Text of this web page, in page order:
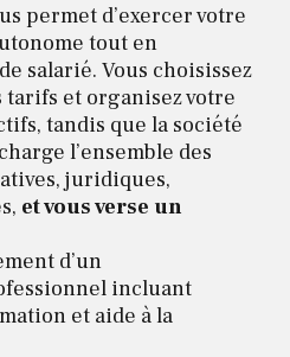
permet d’exercer votre
tout en
salarié. Vous choisissez
tarifs et organisez votre
tandis que la société
l’ensemble des
juridiques,
et vous verse un
d’un
incluant
et aide à la